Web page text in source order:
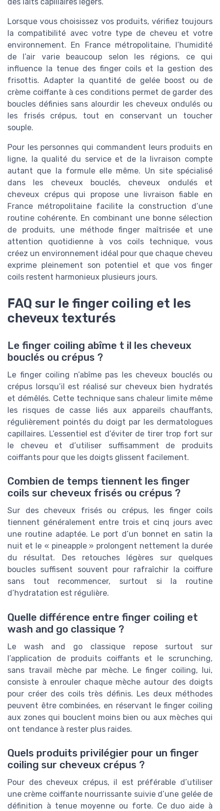
Lorsque vous choisissez vos produits, vérifiez toujours
la compatibilité avec votre type de cheveu et votre
environnement. En France métropolitaine, l’humidité
de l’air varie beaucoup selon les régions, ce qui
influence la tenue des finger coils et la gestion des
frisottis. Adapter la quantité de gelée boost ou de
crème coiffante à ces conditions permet de garder des
boucles définies sans alourdir les cheveux ondulés ou
les frisés crépus, tout en conservant un toucher
souple.
Pour les personnes qui commandent leurs produits en
ligne, la qualité du service et de la livraison compte
autant que la formule elle même. Un site spécialisé
dans les cheveux bouclés, cheveux ondulés et
cheveux crépus qui propose une livraison fiable en
France métropolitaine facilite la construction d’une
routine cohérente. En combinant une bonne sélection
de produits, une méthode finger maîtrisée et une
attention quotidienne à vos coils technique, vous
créez un environnement idéal pour que chaque cheveu
exprime pleinement son potentiel et que vos finger
coils restent harmonieux plusieurs jours.
FAQ sur le finger coiling et les
cheveux texturés
Le finger coiling abîme t il les cheveux
bouclés ou crépus ?
Le finger coiling n’abîme pas les cheveux bouclés ou
crépus lorsqu’il est réalisé sur cheveux bien hydratés
et démêlés. Cette technique sans chaleur limite même
les risques de casse liés aux appareils chauffants,
régulièrement pointés du doigt par les dermatologues
capillaires. L’essentiel est d’éviter de tirer trop fort sur
le cheveu et d’utiliser suffisamment de produits
coiffants pour que les doigts glissent facilement.
Combien de temps tiennent les finger
coils sur cheveux frisés ou crépus ?
Sur des cheveux frisés ou crépus, les finger coils
tiennent généralement entre trois et cinq jours avec
une routine adaptée. Le port d’un bonnet en satin la
nuit et le « pineapple » prolongent nettement la durée
du résultat. Des retouches légères sur quelques
boucles suffisent souvent pour rafraîchir la coiffure
sans tout recommencer, surtout si la routine
d’hydratation est régulière.
Quelle différence entre finger coiling et
wash and go classique ?
Le wash and go classique repose surtout sur
l’application de produits coiffants et le scrunching,
sans travail mèche par mèche. Le finger coiling, lui,
consiste à enrouler chaque mèche autour des doigts
pour créer des coils très définis. Les deux méthodes
peuvent être combinées, en réservant le finger coiling
aux zones qui bouclent moins bien ou aux mèches qui
ont tendance à rester plus raides.
Quels produits privilégier pour un finger
coiling sur cheveux crépus ?
Pour des cheveux crépus, il est préférable d’utiliser
une crème coiffante nourrissante suivie d’une gelée de
définition à tenue moyenne ou forte. Ce duo aide à